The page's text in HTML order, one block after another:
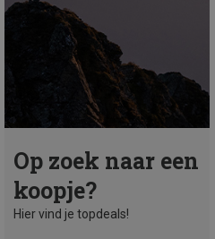
Op zoek naar een
koopje?
Hier vind je topdeals!